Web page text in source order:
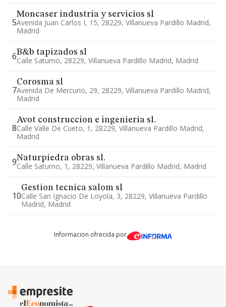
5
Moncaser industria y servicios sl
Avenida Juan Carlos I, 15, 28229, Villanueva Pardillo Madrid,
Madrid
6B&b tapizados sl
Calle Saturno, 28229, Villanueva Pardillo Madrid, Madrid
7
Corosma sl
Avenida De Mercurio, 29, 28229, Villanueva Pardillo Madrid,
Madrid
8
Avot construccion e ingenieria sl.
Calle Valle De Cueto, 1, 28229, Villanueva Pardillo Madrid,
Madrid
9Naturpiedra obras sl.
Calle Saturno, 1, 28229, Villanueva Pardillo Madrid, Madrid
10
Gestion tecnica salom sl
Calle San Ignacio De Loyola, 3, 28229, Villanueva Pardillo
Madrid, Madrid
Informacion ofrecida por